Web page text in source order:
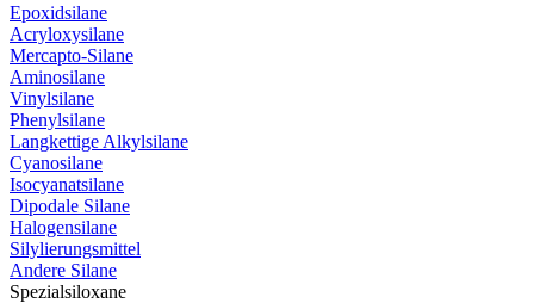
Epoxidsilane
Acryloxysilane
Mercapto-Silane
Aminosilane
Vinylsilane
Phenylsilane
Langkettige Alkylsilane
Cyanosilane
Isocyanatsilane
Dipodale Silane
Halogensilane
Silylierungsmittel
Andere Silane
Spezialsiloxane